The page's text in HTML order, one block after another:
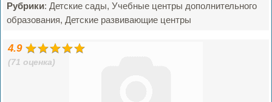
Рубрики: Детские сады, Учебные центры дополнительного
образования, Детские развивающие центры
4.9
(71 оценка)